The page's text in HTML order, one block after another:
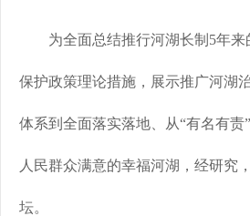
为全面总结推行河湖长制5年来
保护政策理论措施，展示推广河湖
体系到全面落实落地、从“有名有
人民群众满意的幸福河湖，经研究
坛。